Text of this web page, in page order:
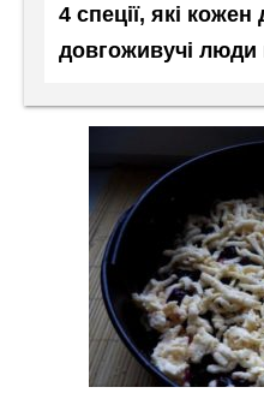
4 спеції, які кожен
довгоживучі люди